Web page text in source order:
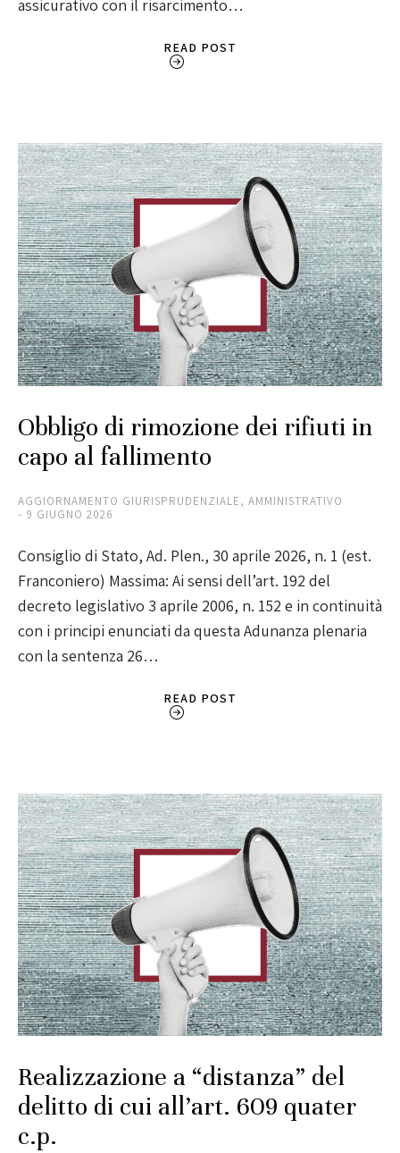
assicurativo con il risarcimento…
READ POST
Obbligo di rimozione dei rifiuti in
capo al fallimento
AGGIORNAMENTO GIURISPRUDENZIALE, AMMINISTRATIVO
9 GIUGNO 2026
Consiglio di Stato, Ad. Plen., 30 aprile 2026, n. 1 (est.
Franconiero) Massima: Ai sensi dell’art. 192 del
decreto legislativo 3 aprile 2006, n. 152 e in continuità
con i principi enunciati da questa Adunanza plenaria
con la sentenza 26…
READ POST
Realizzazione a “distanza” del
delitto di cui all’art. 609 quater
c.p.